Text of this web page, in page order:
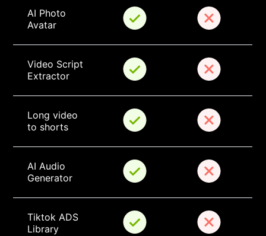
AI Photo
Avatar
Video Script
Extractor
Long video
to shorts
AI Audio
Generator
Tiktok ADS
Library